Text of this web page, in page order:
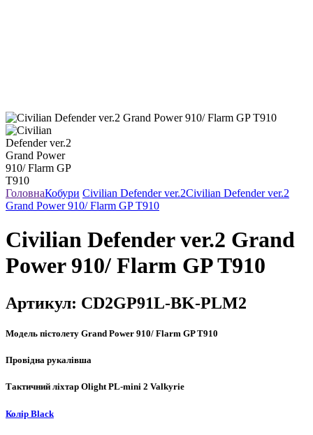
ГоловнаКобури Civilian Defender ver.2Civilian Defender ver.2
Grand Power 910/ Flarm GP T910
Civilian Defender ver.2 Grand
Power 910/ Flarm GP T910
Артикул: CD2GP91L-BK-PLM2
Модель пістолету Grand Power 910/ Flarm GP T910
Провідна рукалівша
Тактичний ліхтар Olight PL-mini 2 Valkyrie
Колір Black